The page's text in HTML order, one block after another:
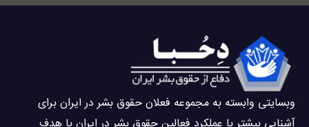
وبسايتى وابسته به مجموعه فعلان حقوق بشر در ایران برای